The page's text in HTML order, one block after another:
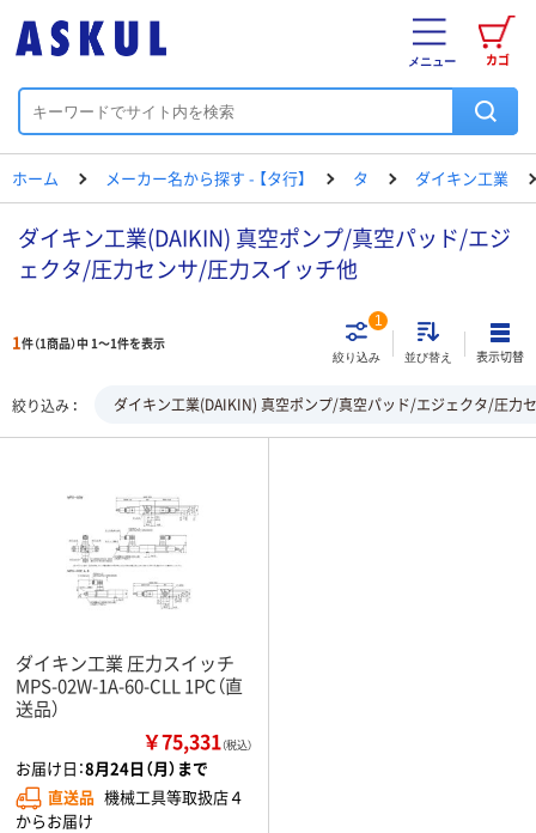
カゴ
メニュー
ホーム メーカー名から探す - 【タ行】 タ ダイキン工業
ダイキン工業(DAIKIN) 真空ポンプ/真空パッド/エジ
ェクタ/圧力センサ/圧力スイッチ他
1件（1商品）中 1～1件を表示
絞り込み
1
並び替え 表示切替
絞り込み ダイキン工業(DAIKIN) 真空ポンプ/真空パッド/エジェクタ/圧力
ダイキン工業 圧力スイッチ
MPS-02W-1A-60-CLL 1PC（直
送品）
￥75,331（税込）
お届け日：8月24日（月）まで
直送品 機械工具等取扱店４
からお届け